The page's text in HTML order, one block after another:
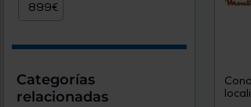
Categorías
relacionadas